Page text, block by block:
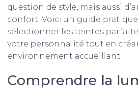
question de style, mais aussi
confort. Voici un guide
sélectionner les teintes
votre personnalité tout en
environnement accueillant.
Comprendre la